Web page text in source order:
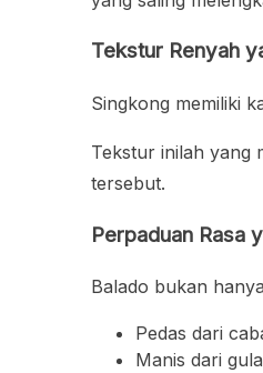
Tekstur Renyah
Singkong memiliki
Tekstur inilah yang
tersebut.
Perpaduan Rasa
Balado bukan
Pedas dari
Manis dari